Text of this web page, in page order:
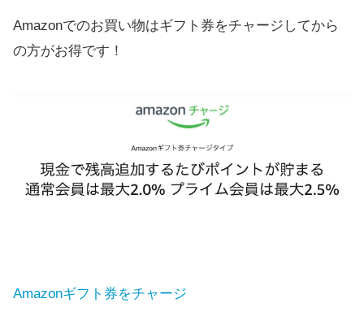
Amazonでのお買い物はギフト券をチャージしてから
の方がお得です！
Amazonギフト券をチャージ